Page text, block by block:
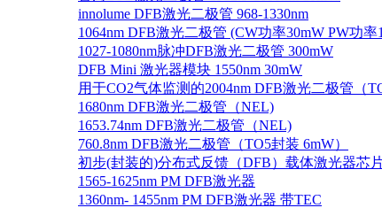
innolume DFB激光二极管 968-1330nm
1064nm DFB激光二极管 (CW功率30mW PW功率
1027-1080nm脉冲DFB激光二极管 300mW
DFB Mini 激光器模块 1550nm 30mW
用于CO2气体监测的2004nm DFB激光二极管（
1680nm DFB激光二极管（NEL)
1653.74nm DFB激光二极管（NEL)
760.8nm DFB激光二极管（TO5封装 6mW）
初步(封装的)分布式反馈（DFB）载体激光器芯
1565-1625nm PM DFB激光器
1360nm- 1455nm PM DFB激光器 带TEC